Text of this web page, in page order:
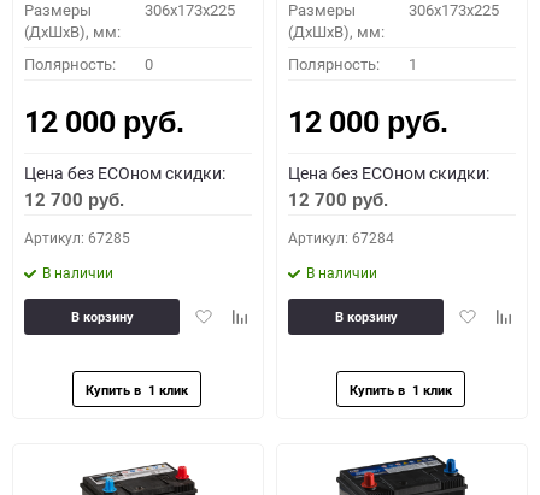
Размеры
(ДхШхВ), мм:
306x173x225
Полярность: 0
12 000 руб.
Цена без ECOном скидки:
12 700 руб.
Артикул: 67285
В наличии
ДобавитьДобавить
В корзину
Размеры
(ДхШхВ), мм:
306x173x225
Полярность: 1
12 000 руб.
Цена без ECOном скидки:
12 700 руб.
Артикул: 67284
В наличии
Добавить
В корзину